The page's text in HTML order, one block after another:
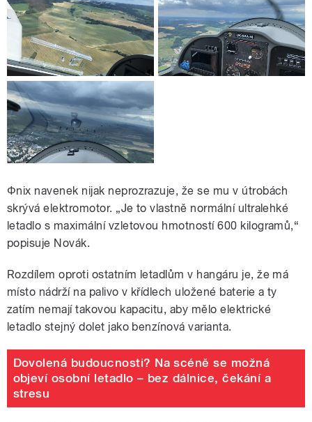
Φnix navenek nijak neprozrazuje, že se mu v útrobách
skrývá elektromotor. „Je to vlastně normální ultralehké
letadlo s maximální vzletovou hmotností 600 kilogramů,“
popisuje Novák.
Rozdílem oproti ostatním letadlům v hangáru je, že má
místo nádrží na palivo v křídlech uložené baterie a ty
zatím nemají takovou kapacitu, aby mělo elektrické
letadlo stejný dolet jako benzínová varianta.
Dovolená budoucnosti? Na scéně se možná
objeví osobní letadlo – bez dálnice, čekání a
stresu